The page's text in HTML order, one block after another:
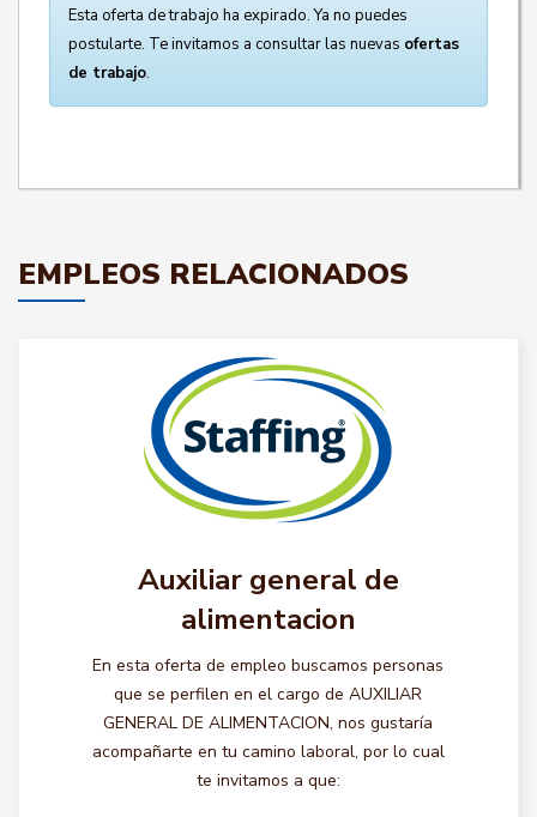
Esta oferta de trabajo ha expirado. Ya no puedes
postularte. Te invitamos a consultar las nuevas ofertas
de trabajo.
EMPLEOS RELACIONADOS
Auxiliar general de
alimentacion
En esta oferta de empleo buscamos personas
que se perfilen en el cargo de AUXILIAR
GENERAL DE ALIMENTACION, nos gustaría
acompañarte en tu camino laboral, por lo cual
te invitamos a que: